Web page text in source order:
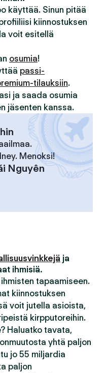
käyttää. Sinun pitää
kiinnostuksen
voit esitellä
osumia!
passi-
tilauksiin.
ja saada osumia
jäsenten kanssa.
Menoksi!
Nguyên
ja
ihmisiä.
tapaamiseen.
kiinnostuksen
voit jutella asioista,
kirpputoreihin.
Haluatko tavata,
yhtä paljon
jo 55 miljardia
paljon